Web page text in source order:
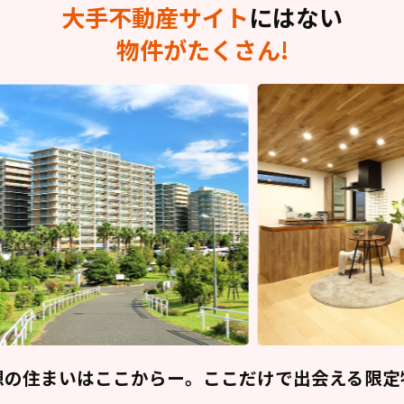
大手不動産サイトにはない
物件がたくさん!
住まいはここからー。ここだけで出会える限